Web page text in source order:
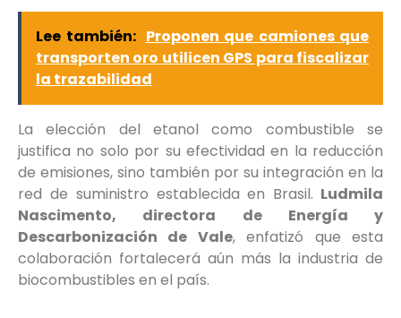
Lee también: Proponen que camiones que
transporten oro utilicen GPS para fiscalizar
la trazabilidad
La elección del etanol como combustible se
justifica no solo por su efectividad en la reducción
de emisiones, sino también por su integración en la
red de suministro establecida en Brasil. Ludmila
Nascimento, directora de Energía y
Descarbonización de Vale, enfatizó que esta
colaboración fortalecerá aún más la industria de
biocombustibles en el país.